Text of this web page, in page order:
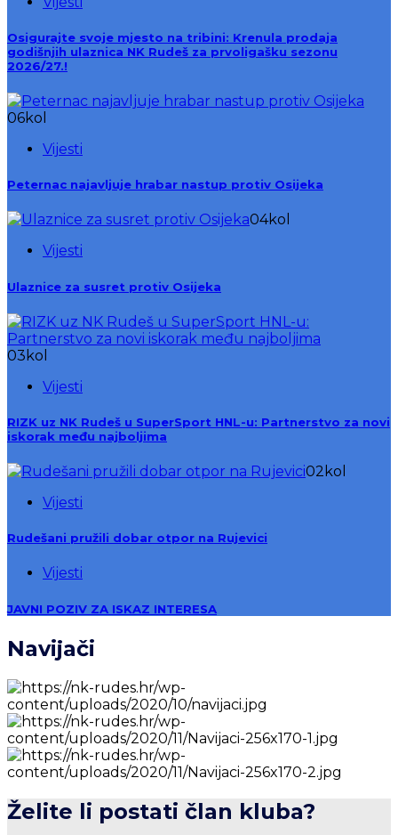
Osigurajte svoje mjesto na tribini: Krenula prodaja
godišnjih ulaznica NK Rudeš za prvoligašku sezonu
2026/27.!
06kol
Vijesti
Peternac najavljuje hrabar nastup protiv Osijeka
04kol
Vijesti
Ulaznice za susret protiv Osijeka
03 kol
Vijesti
RIZK uz NK Rudeš u SuperSport HNL-u: Partnerstvo za novi
iskorak među najboljima
02 kol
Vijesti
Rudešani pružili dobar otpor na Rujevici
Vijesti
JAVNI POZIV ZA ISKAZ INTERESA
Navijači
Želite li postati član kluba?